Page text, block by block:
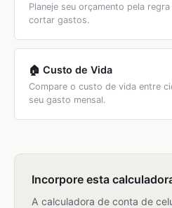
Planeje seu orçamento pela
cortar gastos.
🏠 Custo de Vida
Compare o custo de vida entre
seu gasto mensal.
Incorpore esta
A calculadora de conta de